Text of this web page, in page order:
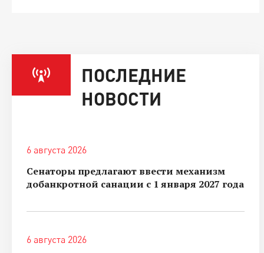
ПОСЛЕДНИЕ
НОВОСТИ
6 августа 2026
Сенаторы предлагают ввести механизм
добанкротной санации с 1 января 2027 года
6 августа 2026